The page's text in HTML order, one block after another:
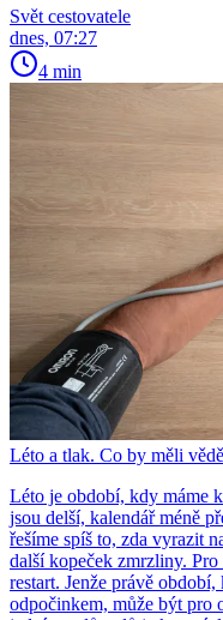
Svět cestovatele
dnes, 07:27
4 min
Léto a tlak. Co by měli
Léto je období, kdy máme
jsou delší, kalendář méně
řešíme spíš to, zda vyrazit
další kopeček zmrzliny. Pro
restart. Jenže právě
odpočinkem, může být pro